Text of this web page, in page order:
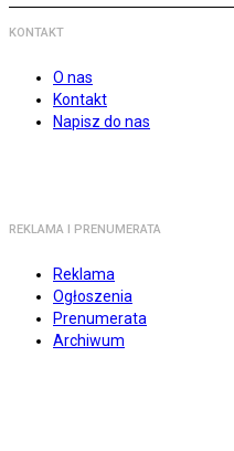
KONTAKT
O nas
Kontakt
Napisz do nas
REKLAMA I PRENUMERATA
Reklama
Ogłoszenia
Prenumerata
Archiwum